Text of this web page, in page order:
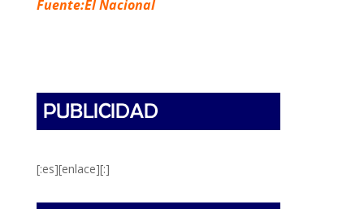
Fuente:El Nacional
[:es][enlace][:]